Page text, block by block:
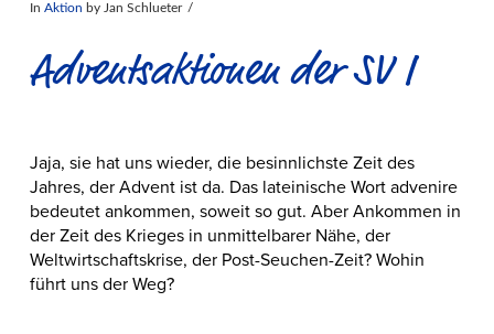
In Aktion by Jan Schlueter
Adventsaktionen der SV I
Jaja, sie hat uns wieder, die besinnlichste Zeit des
Jahres, der Advent ist da. Das lateinische Wort advenire
bedeutet ankommen, soweit so gut. Aber Ankommen in
der Zeit des Krieges in unmittelbarer Nähe, der
Weltwirtschaftskrise, der Post-Seuchen-Zeit? Wohin
führt uns der Weg?